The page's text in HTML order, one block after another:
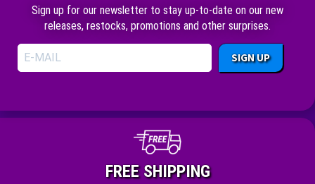
Sign up for our newsletter to stay up-to-date on our new
releases, restocks, promotions and other surprises.
SIGN UP
FREE SHIPPING